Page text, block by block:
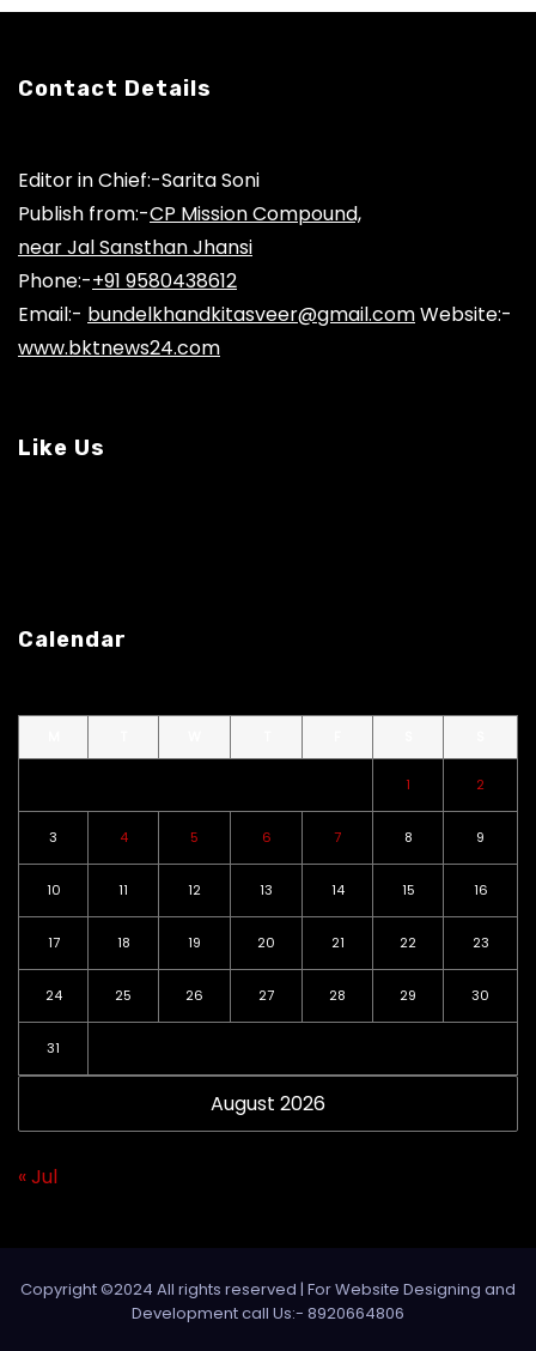
Contact Details
Editor in Chief:-Sarita Soni
Publish from:-CP Mission Compound,
near Jal Sansthan Jhansi
Phone:-+91 9580438612
Email:- bundelkhandkitasveer@gmail.comWebsite:-
www.bktnews24.com
Like Us
Calendar
August 2026
1 2
3 4 5 6 7 8 9
10 11 12 13 14 15 16
17 18 19 20 21 22 23
24 25 26 27 28 29 30
31
« Jul
Copyright ©2024 All rights reserved | For Website Designing and
Development call Us:- 8920664806